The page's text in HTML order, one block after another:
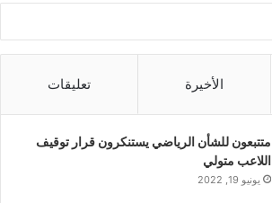
الأخيرة تعليقات
متتبعون للشأن الرياضي يستنكرون قرار توقيف
اللاعب متولي
يونيو 19, 2022